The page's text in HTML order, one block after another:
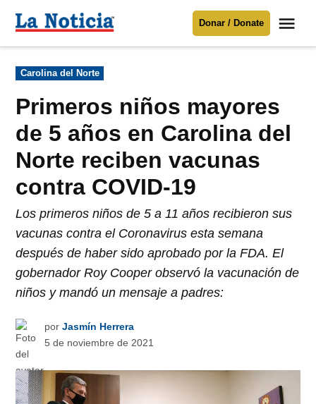
Para mantenerte informado necesitamos
Donar
contenido
Noticia
Donar / Donate
Publicado
en
Carolina del Norte
Primeros niños mayores
de 5 años en Carolina del
Norte reciben vacunas
contra COVID-19
Los primeros niños de 5 a 11 años recibieron sus
vacunas contra el Coronavirus esta semana
después de haber sido aprobado por la FDA. El
gobernador Roy Cooper observó la vacunación de
niños y mandó un mensaje a padres:
por Jasmín Herrera
5 de noviembre de 2021